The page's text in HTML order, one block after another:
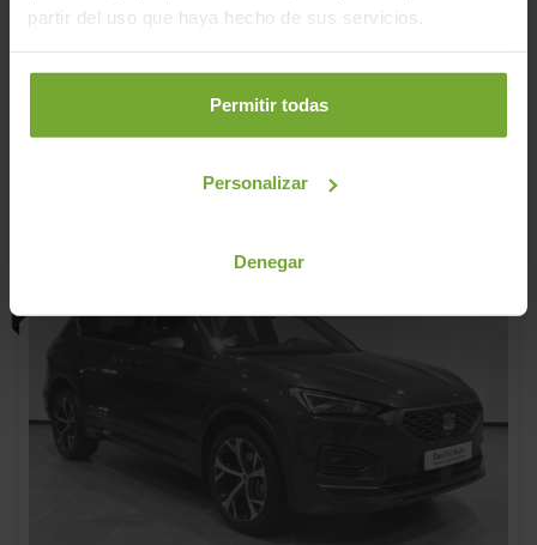
partir del uso que haya hecho de sus servicios.
Permitir todas
Personalizar
Denegar
2023
Automático